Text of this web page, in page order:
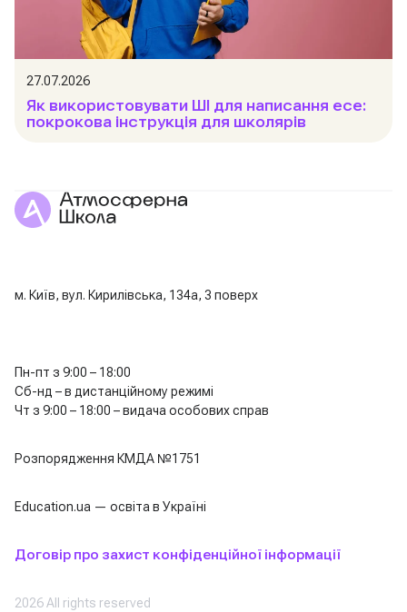
27.07.2026
Як використовувати ШІ для написання есе:
покрокова інструкція для школярів
м. Київ, вул. Кирилівська, 134а, 3 поверх
Пн-пт з 9:00 – 18:00
Сб-нд – в дистанційному режимі
Чт з 9:00 – 18:00 – видача особових справ
Розпорядження КМДА №1751
Education.ua — освіта в Україні
Договір про захист конфіденційної інформації
2026 All rights reserved